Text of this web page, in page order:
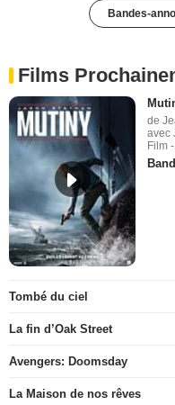
Bandes-
Films
de
avec
Film
Tombé du ciel
La fin d’Oak Street
Avengers: Doomsday
La Maison de nos rêves